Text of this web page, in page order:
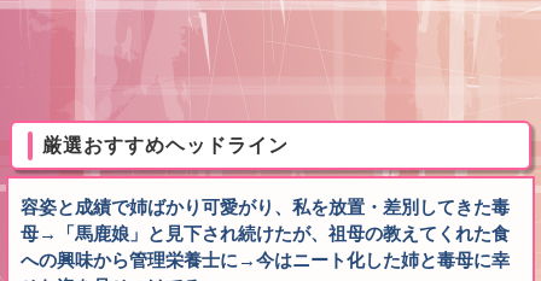
厳選おすすめヘッドライン
容姿と成績で姉ばかり可愛がり、私を放置・差別してきた毒
母→「馬鹿娘」と見下され続けたが、祖母の教えてくれた食
への興味から管理栄養士に→今はニート化した姉と毒母に幸